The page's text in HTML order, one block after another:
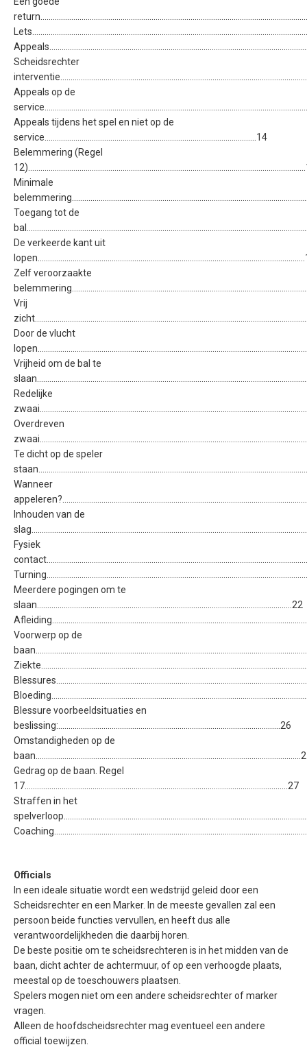
Scheidsrechter
Appeals op de
Appeals tijdens het spel en niet op de
service.......................................................................................................14
Belemmering (Regel
Minimale
Toegang tot de
De verkeerde kant uit
Zelf veroorzaakte
Vrij
Door de vlucht
Vrijheid om de bal te
Redelijke
Overdreven
Te dicht op de speler
Wanneer
Inhouden van de
Fysiek
Meerdere pogingen om te
slaan............................................................................................................................22
Voorwerp op de
Blessure voorbeeldsituaties en
beslissing:............................................................................................................26
Omstandigheden op de
Gedrag op de baan. Regel
17................................................................................................................................27
Straffen in het
Officials
In een ideale situatie wordt een wedstrijd geleid door een
Scheidsrechter en een Marker. In de meeste gevallen zal een
persoon beide functies vervullen, en heeft dus alle
verantwoordelijkheden die daarbij horen.
De beste positie om te scheidsrechteren is in het midden van de
baan, dicht achter de achtermuur, of op een verhoogde plaats,
meestal op de toeschouwers plaatsen.
Spelers mogen niet om een andere scheidsrechter of marker
vragen.
Alleen de hoofdscheidsrechter mag eventueel een andere
official toewijzen.